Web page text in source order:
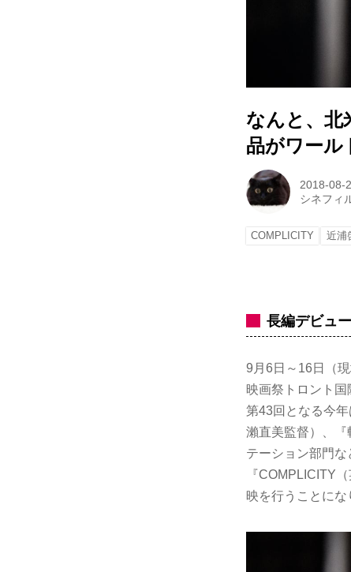
なんと、北
品がワール
2018-08-
シネフィ
COMPLICITY 近浦
長編デビュ
9月6日～16日（
映画祭トロント国
第43回となる今
瀨直美監督）、
テーション部門
『COMPLICITY
映を行うことにな